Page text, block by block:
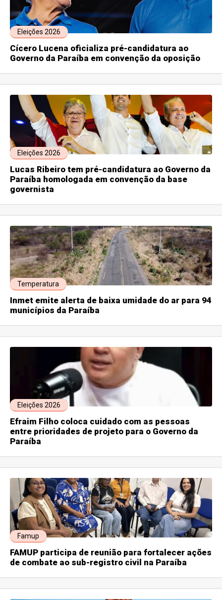
Eleições 2026
Cícero Lucena oficializa pré-candidatura ao
Governo da Paraíba em convenção da oposição
Eleições 2026
Lucas Ribeiro tem pré-candidatura ao Governo da
Paraíba homologada em convenção da base
governista
Temperatura
Inmet emite alerta de baixa umidade do ar para 94
municípios da Paraíba
Eleições 2026
Efraim Filho coloca cuidado com as pessoas
entre prioridades de projeto para o Governo da
Paraíba
Famup
FAMUP participa de reunião para fortalecer ações
de combate ao sub-registro civil na Paraíba